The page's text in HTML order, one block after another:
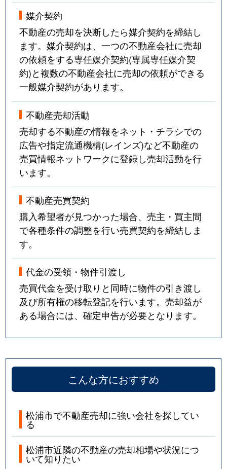
媒介契約
不動産の売却を決断したら媒介契約を締結し
ます。媒介契約は、一つの不動産会社に売却
の依頼をする専任媒介契約(専属専任媒介契
約)と複数の不動産会社に売却の依頼ができる
一般媒介契約があります。
不動産売却活動
売却する不動産の情報をネット・チラシでの
広告や指定流通機構(レインズ)など不動産の
売買情報ネットワークに登録し売却活動を行
います。
不動産売買契約
購入希望者が見つかった場合、売主・買主間
で各種条件の調整を行い売買契約を締結しま
す。
代金の受領・物件引渡し
売買代金を受け取りと同時に物件の引き渡し
及び所有権の移転登記を行います。売却益が
ある場合には、確定申告が必要となります。
こんな方におすすめ
松浦市で不動産売却に強い会社を探してい
る
松浦市近隣の不動産の売却相場や状況につ
いて知りたい